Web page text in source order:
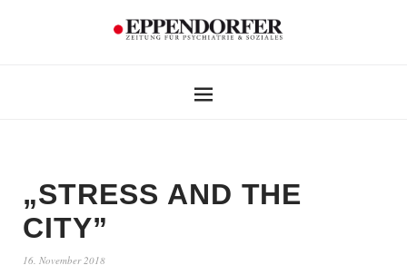
„STRESS AND THE
CITY”
16. November 2018